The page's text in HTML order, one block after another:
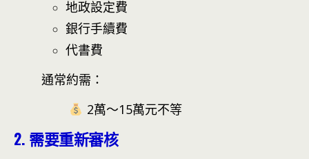
地政設定費
銀行手續費
代書費
通常約需：
2萬～15萬元不等
2. 需要重新審核